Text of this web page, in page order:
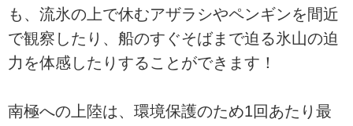
も、流氷の上で休むアザラシやペンギンを間近
で観察したり、船のすぐそばまで迫る氷山の迫
力を体感したりすることができます！
南極への上陸は、環境保護のため1回あたり最